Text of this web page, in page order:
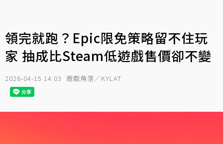
領完就跑？Epic限免策略留不住玩
家 抽成比Steam低遊戲售價卻不變
2026-04-15 14:03 遊戲角落／KYLAT